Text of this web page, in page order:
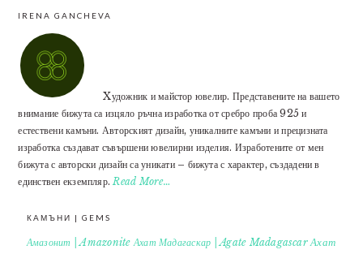
IRENA GANCHEVA
Xудожник и майстор ювелир. Представените на вашето
внимание бижута са изцяло ръчна изработка от сребро проба 925 и
естествени камъни. Авторският дизайн, уникалните камъни и прецизната
изработка създават съвършени ювелирни изделия. Изработените от мен
бижута с авторски дизайн са уникати – бижута с характер, създадени в
единствен екземпляр.Read More…
КАМЪНИ | GEMS
Амазонит | Amazonite Ахат Мадагаскар | Agate Madagascar Ахат